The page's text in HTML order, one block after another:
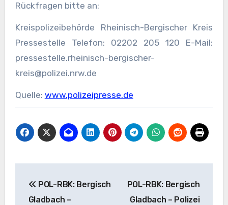
Rückfragen bitte an:
Kreispolizeibehörde Rheinisch-Bergischer Kreis
Pressestelle Telefon: 02202 205 120 E-Mail:
pressestelle.rheinisch-bergischer-
kreis@polizei.nrw.de
Quelle: www.polizeipresse.de
POL-RBK: Bergisch
Gladbach –
POL-RBK: Bergisch
Gladbach – Polizei